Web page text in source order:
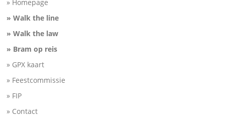
» Homepage
» Walk the line
» Walk the law
» Bram op reis
» GPX kaart
» Feestcommissie
» FIP
» Contact